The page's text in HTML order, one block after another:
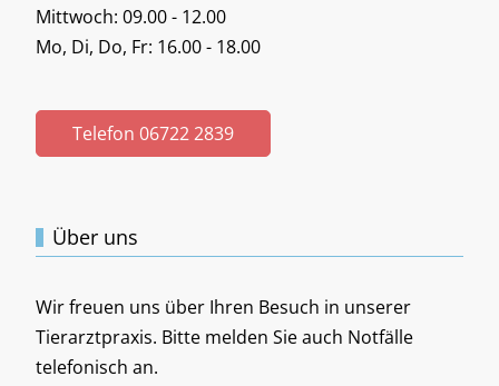
Mittwoch: 09.00 - 12.00
Mo, Di, Do, Fr: 16.00 - 18.00
Telefon 06722 2839
Über uns
Wir freuen uns über Ihren Besuch in unserer
Tierarztpraxis. Bitte melden Sie auch Notfälle
telefonisch an.